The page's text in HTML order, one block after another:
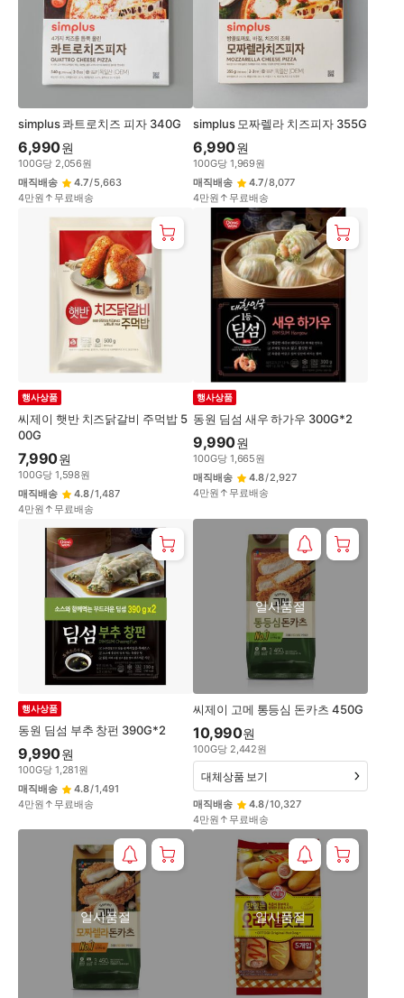
simplus 콰트로치즈 피자 340G
6,990원
100G당 2,056원
매직배송
4.7/5,663
4만원↑무료배송
simplus 모짜렐라 치즈피자 355G
6,990원
100G당 1,969원
매직배송
4.7/8,077
4만원↑무료배송
씨제이 햇반 치즈닭갈비 주먹밥 5
00G
행사상품
7,990원
100G당 1,598원
매직배송
4.8/1,487
4만원↑무료배송
동원 딤섬 새우 하가우 300G*2
행사상품
9,990원
100G당 1,665원
매직배송
4.8/2,927
4만원↑무료배송
동원 딤섬 부추 창펀 390G*2
행사상품
9,990원
100G당 1,281원
매직배송
4.8/1,491
4만원↑무료배송
씨제이 고메 통등심 돈카츠 450G
일시품절
10,990원
100G당 2,442원
매직배송 4.8/10,327
4만원↑무료배송
대체상품 보기
일시품절 일시품절